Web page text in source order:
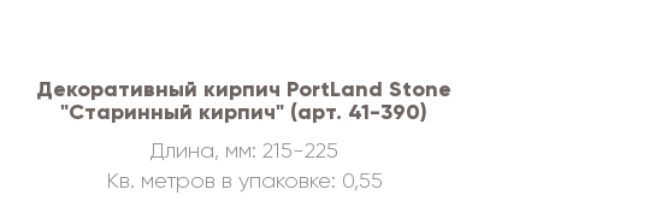
Декоративный кирпич PortLand Stone
"Старинный кирпич" (арт. 41-390)
Длина, мм: 215-225
Кв. метров в упаковке: 0,55